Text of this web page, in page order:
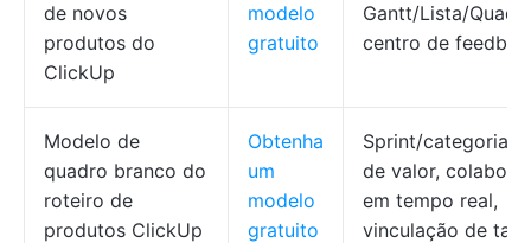
de novos
produtos do
ClickUp
modelo
gratuito
Gantt/Lista/
centro de
Modelo de
quadro branco do
roteiro de
produtos ClickUp
Obtenha
um
modelo
gratuito
Sprint/categoria/
de valor,
em tempo real,
vinculação de